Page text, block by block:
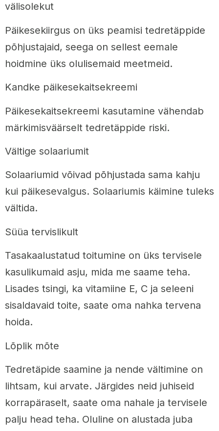
välisolekut
Päikesekiirgus on üks peamisi tedretäppide
põhjustajaid, seega on sellest eemale
hoidmine üks olulisemaid meetmeid.
Kandke päikesekaitsekreemi
Päikesekaitsekreemi kasutamine vähendab
märkimisväärselt tedretäppide riski.
Vältige solaariumit
Solaariumid võivad põhjustada sama kahju
kui päikesevalgus. Solaariumis käimine tuleks
vältida.
Süüa tervislikult
Tasakaalustatud toitumine on üks tervisele
kasulikumaid asju, mida me saame teha.
Lisades tsingi, ka vitamiine E, C ja seleeni
sisaldavaid toite, saate oma nahka tervena
hoida.
Lõplik mõte
Tedretäpide saamine ja nende vältimine on
lihtsam, kui arvate. Järgides neid juhiseid
korrapäraselt, saate oma nahale ja tervisele
palju head teha. Oluline on alustada juba